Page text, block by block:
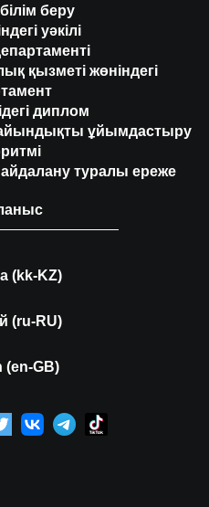
беру
уәкілі
қызметі жөніндегі
диплом
ұйымдастыру
туралы ереже
(kk-KZ)
(ru-RU)
(en-GB)